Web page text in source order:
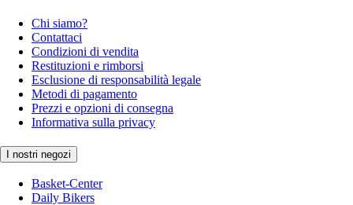
Chi siamo?
Contattaci
Condizioni di vendita
Restituzioni e rimborsi
Esclusione di responsabilità legale
Metodi di pagamento
Prezzi e opzioni di consegna
Informativa sulla privacy
I nostri negozi
Basket-Center
Daily Bikers